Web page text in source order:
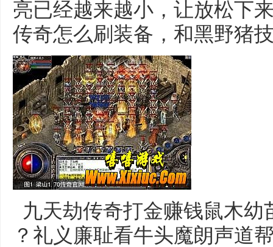
亮已经越来越小，让放松下
传奇怎么刷装备，和黑野猪
九天劫传奇打金赚钱鼠木
？礼义廉耻看牛头魔朗声道